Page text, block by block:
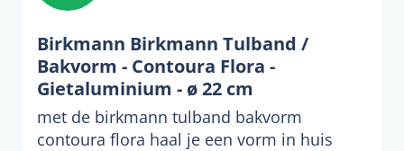
Birkmann Birkmann Tulband /
Bakvorm - Contoura Flora -
Gietaluminium - ø 22 cm
met de birkmann tulband bakvorm
contoura flora haal je een vorm in huis